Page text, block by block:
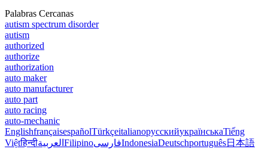
Palabras Cercanas
autism spectrum disorder
autism
authorized
authorize
authorization
auto maker
auto manufacturer
auto part
auto racing
auto-mechanic
EnglishfrançaisespañolTürkçeitalianoрусскийукраїнськаTiếng
Việtहिन्दीالعربية FilipinoفارسیIndonesiaDeutschportuguês日本語